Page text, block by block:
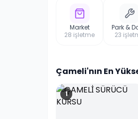
Market
28 işletme
Park &
23
Çameli'nın En
1